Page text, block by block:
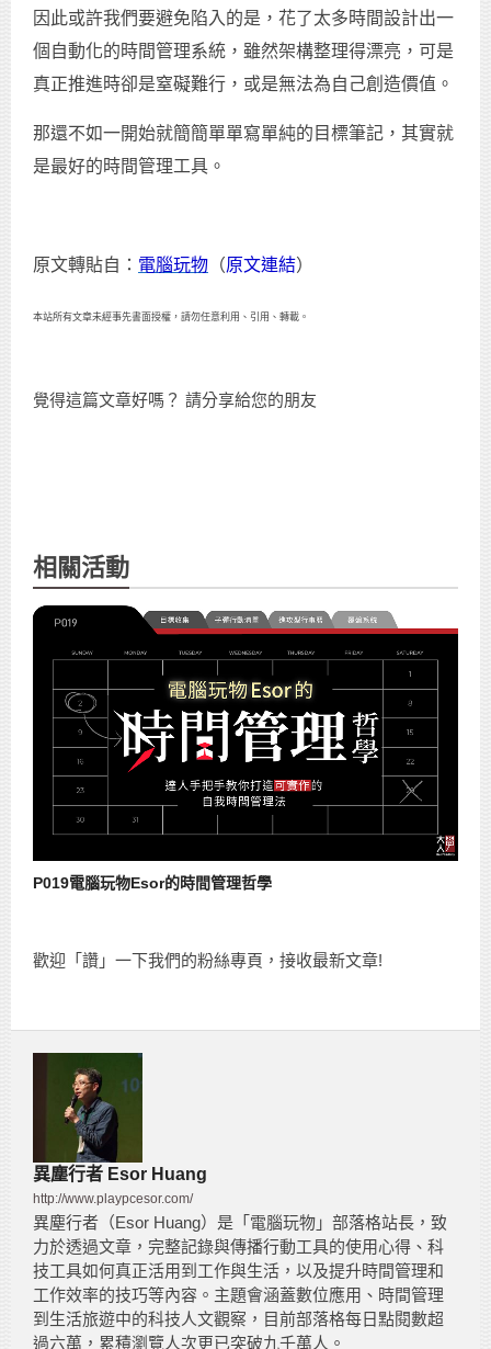
因此或許我們要避免陷入的是，花了太多時間設計出一
個自動化的時間管理系統，雖然架構整理得漂亮，可是
真正推進時卻是窒礙難行，或是無法為自己創造價值。
那還不如一開始就簡簡單單寫單純的目標筆記，其實就
是最好的時間管理工具。
原文轉貼自： 電腦玩物 （原文連結）
本站所有文章未經事先書面授權，請勿任意利用、引用、轉載。
覺得這篇文章好嗎？ 請分享給您的朋友
相關活動
P019電腦玩物Esor的時間管理哲學
歡迎「讚」一下我們的粉絲專頁，接收最新文章!
異塵行者 Esor Huang
http://www.playpcesor.com/
異塵行者（Esor Huang）是「電腦玩物」部落格站長，致
力於透過文章，完整記錄與傳播行動工具的使用心得、科
技工具如何真正活用到工作與生活，以及提升時間管理和
工作效率的技巧等內容。主題會涵蓋數位應用、時間管理
到生活旅遊中的科技人文觀察，目前部落格每日點閱數超
過六萬，累積瀏覽人次更已突破九千萬人。